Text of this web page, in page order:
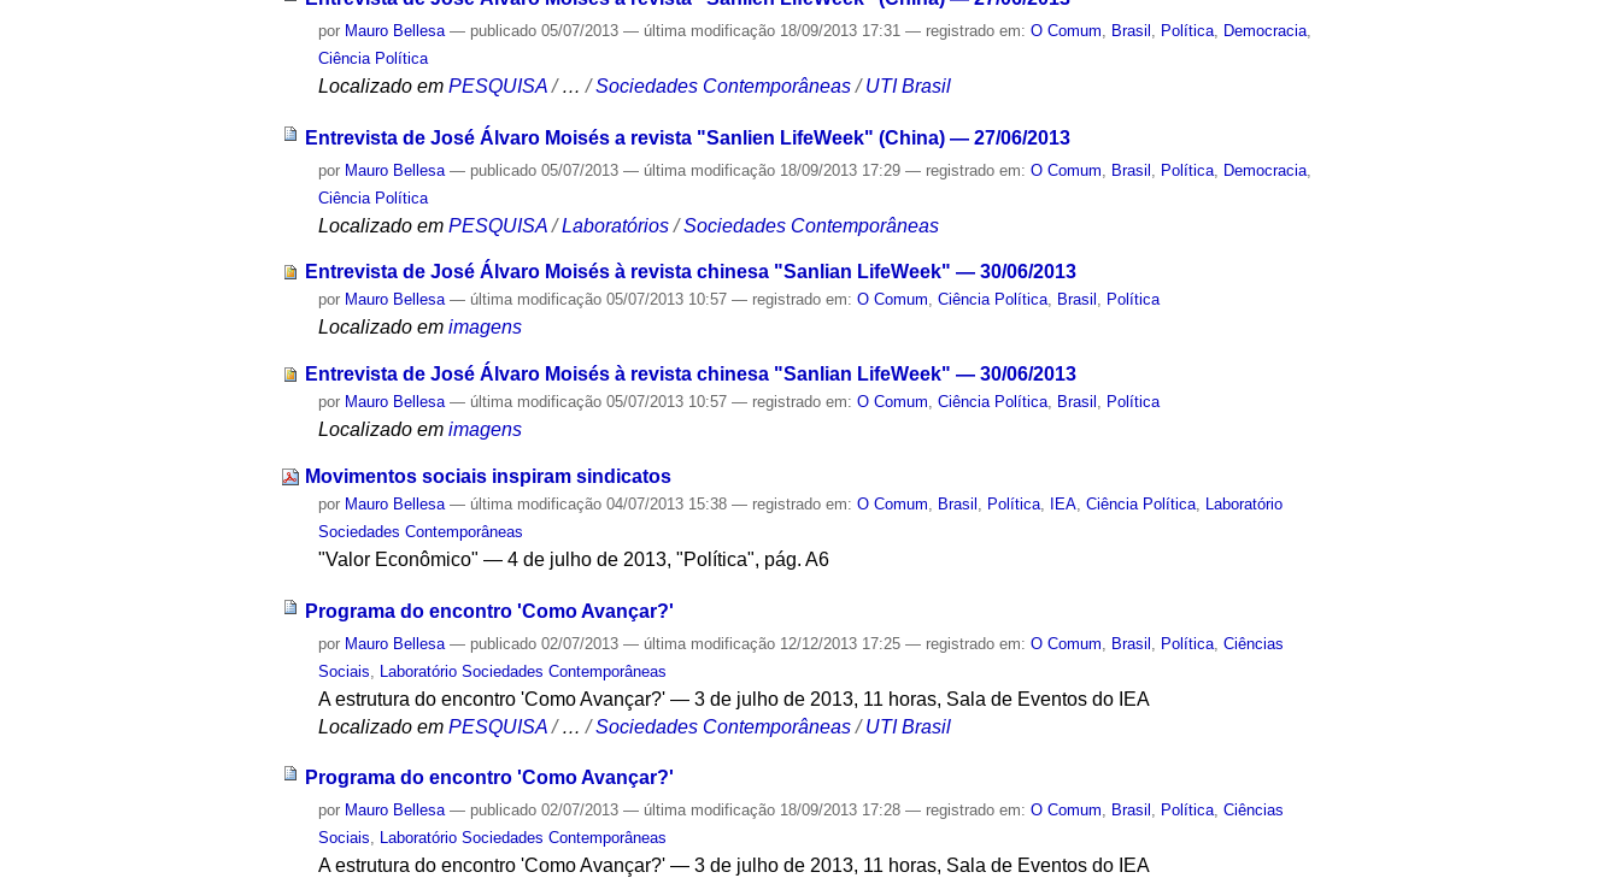
por Mauro Bellesa — publicado 05/07/2013— última modificação 18/09/2013 17:31— registrado em:O Comum Brasil Política Democracia
Ciência Política
Localizado em PESQUISA /…/Sociedades Contemporâneas /UTI Brasil
Entrevista de José Álvaro Moisés a revista "Sanlien LifeWeek" (China) — 27/06/2013
por Mauro Bellesa — publicado 05/07/2013— última modificação 18/09/2013 17:29— registrado em:O Comum Brasil Política Democracia
Ciência Política
Localizado em PESQUISA /Laboratórios /Sociedades Contemporâneas
Entrevista de José Álvaro Moisés à revista chinesa "Sanlian LifeWeek" — 30/06/2013
por Mauro Bellesa — última modificação 05/07/2013 10:57— registrado em:O Comum,Ciência Política, Brasil , Política
Localizado em imagens
Entrevista de José Álvaro Moisés à revista chinesa "Sanlian LifeWeek" — 30/06/2013
por Mauro Bellesa — última modificação 05/07/2013 10:57— registrado em:O Comum,Ciência Política, Brasil , Política
Localizado em imagens
Movimentos sociais inspiram sindicatos
por Mauro Bellesa — última modificação 04/07/2013 15:38— registrado em:O Comum Brasil Política IEA ,Ciência Política
Laboratório
Sociedades Contemporâneas
"Valor Econômico" — 4 de julho de 2013, "Política", pág. A6
Programa do encontro 'Como Avançar?'
por Mauro Bellesa — publicado 02/07/2013— última modificação 12/12/2013 17:25— registrado em:O Comum Brasil Política ,Ciências
Sociais
Laboratório Sociedades Contemporâneas
A estrutura do encontro 'Como Avançar?' — 3 de julho de 2013, 11 horas, Sala de Eventos do IEA
Localizado em PESQUISA /…/Sociedades Contemporâneas /UTI Brasil
Programa do encontro 'Como Avançar?'
por Mauro Bellesa — publicado 02/07/2013— última modificação 18/09/2013 17:28— registrado em:O Comum, Brasil , Política,Ciências
Sociais, Laboratório Sociedades Contemporâneas
A estrutura do encontro 'Como Avançar?' — 3 de julho de 2013, 11 horas, Sala de Eventos do IEA